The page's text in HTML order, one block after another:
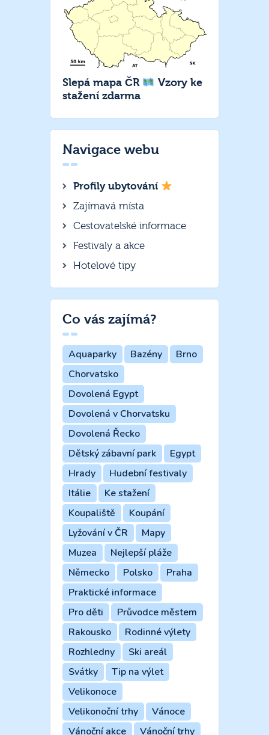
Slepá mapa ČR
Vzory ke
stažení zdarma
Navigace webu
Profily ubytování
Zajímavá místa
Cestovatelské informace
Festivaly a akce
Hotelové tipy
Co vás zajímá?
Aquaparky Bazény
Brno
Chorvatsko
Dovolená Egypt
Dovolená v Chorvatsku
Dovolená Řecko
Dětský zábavní park
Egypt
Hrady
Hudební festivaly
Itálie
Ke stažení
Koupaliště
Koupání
Lyžování v ČR
Mapy
Muzea
Nejlepší pláže
Německo
Polsko
Praha
Praktické informace
Pro děti
Průvodce městem
Rakousko
Rodinné výlety
Rozhledny
Ski areál
Svátky
Tip na výlet
Velikonoce
Velikonoční trhy
Vánoce
Vánoční akce
Vánoční trhy